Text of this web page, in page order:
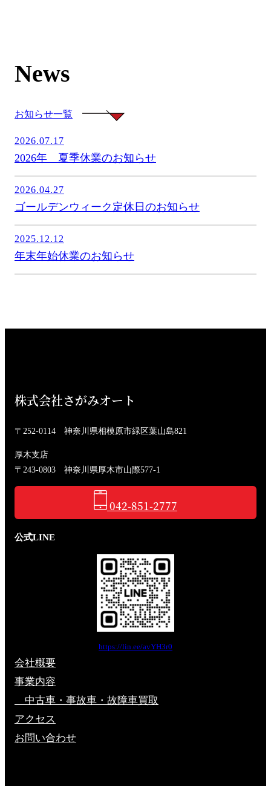
News
お知らせ一覧
2026.07.17
2026年 夏季休業のお知らせ
2026.04.27
ゴールデンウィーク定休日のお知らせ
2025.12.12
年末年始休業のお知らせ
株式会社さがみオート
〒252-0114 神奈川県相模原市緑区葉山島821
厚木支店
〒243-0803 神奈川県厚木市山際577-1
042-851-2777
公式LINE
https://lin.ee/avYH3r0
会社概要
事業内容
中古車・事故車・故障車買取
アクセス
お問い合わせ